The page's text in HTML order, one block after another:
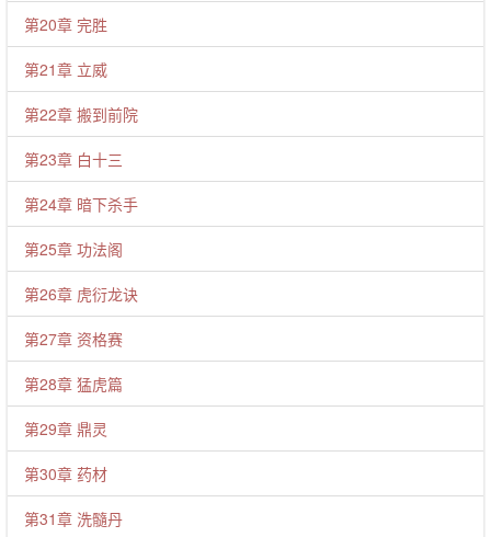
第20章 完胜
第21章 立威
第22章 搬到前院
第23章 白十三
第24章 暗下杀手
第25章 功法阁
第26章 虎衍龙诀
第27章 资格赛
第28章 猛虎篇
第29章 鼎灵
第30章 药材
第31章 洗髓丹